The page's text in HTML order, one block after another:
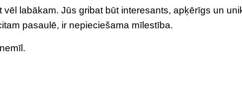
labākam. Jūs gribat būt interesants, apķērīgs un
pasaulē, ir nepieciešama mīlestība.